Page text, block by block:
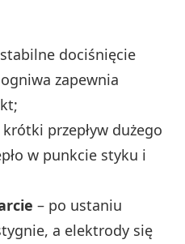
dociśnięcie
zapewnia
krótki przepływ dużego
w punkcie styku i
– po ustaniu
a elektrody się